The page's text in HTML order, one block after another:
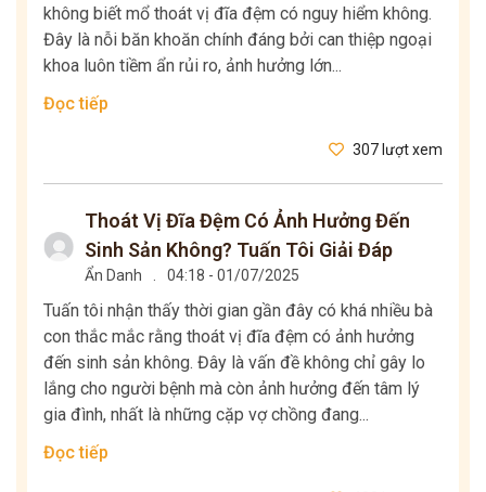
không biết mổ thoát vị đĩa đệm có nguy hiểm không.
Đây là nỗi băn khoăn chính đáng bởi can thiệp ngoại
khoa luôn tiềm ẩn rủi ro, ảnh hưởng lớn...
Đọc tiếp
307 lượt xem
Thoát Vị Đĩa Đệm Có Ảnh Hưởng Đến
Sinh Sản Không? Tuấn Tôi Giải Đáp
Ẩn Danh . 04:18 - 01/07/2025
Tuấn tôi nhận thấy thời gian gần đây có khá nhiều bà
con thắc mắc rằng thoát vị đĩa đệm có ảnh hưởng
đến sinh sản không. Đây là vấn đề không chỉ gây lo
lắng cho người bệnh mà còn ảnh hưởng đến tâm lý
gia đình, nhất là những cặp vợ chồng đang...
Đọc tiếp